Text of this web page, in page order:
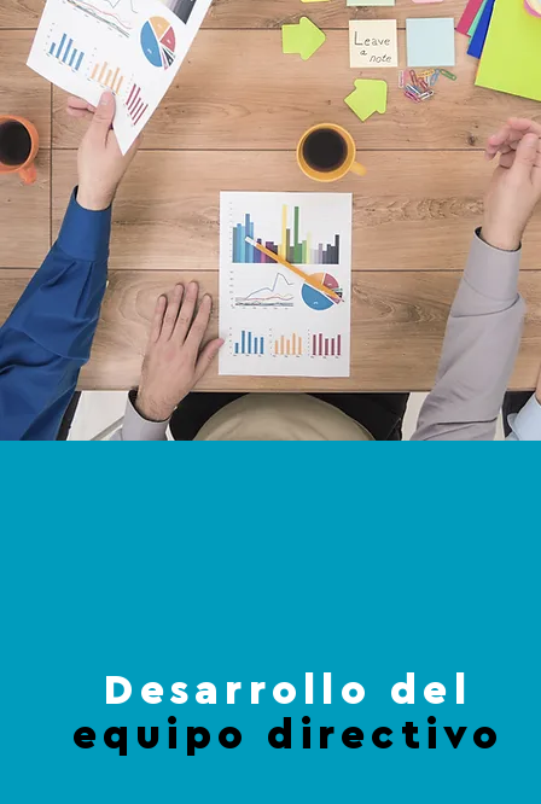
Desa rrollo del
equipo directivo